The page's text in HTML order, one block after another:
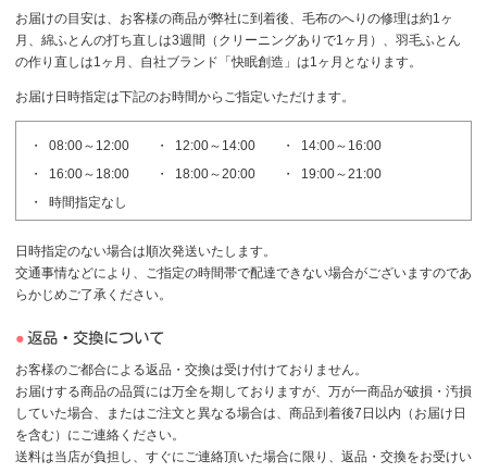
お届けの目安は、お客様の商品が弊社に到着後、毛布のへりの修理は約1ヶ
月、綿ふとんの打ち直しは3週間（クリーニングありで1ヶ月）、羽毛ふとん
の作り直しは1ヶ月、自社ブランド「快眠創造」は1ヶ月となります。
お届け日時指定は下記のお時間からご指定いただけます。
08:00～12:00 12:00～14:00
14:00～16:00
16:00～18:00
18:00～20:00
19:00～21:00
時間指定なし
日時指定のない場合は順次発送いたします。
交通事情などにより、ご指定の時間帯で配達できない場合がございますのであ
らかじめご了承ください。
返品・交換について
お客様のご都合による返品・交換は受け付けておりません。
お届けする商品の品質には万全を期しておりますが、万が一商品が破損・汚損
していた場合、またはご注文と異なる場合は、商品到着後7日以内（お届け日
を含む）にご連絡ください。
送料は当店が負担し、すぐにご連絡頂いた場合に限り、返品・交換をお受けい